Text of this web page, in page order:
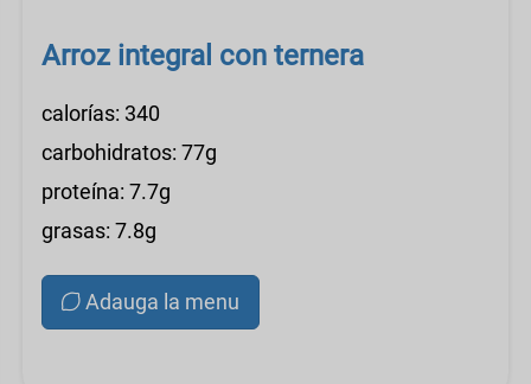
Arroz integral con ternera
calorías: 340
carbohidratos: 77g
proteína: 7.7g
grasas: 7.8g
Adauga la menu